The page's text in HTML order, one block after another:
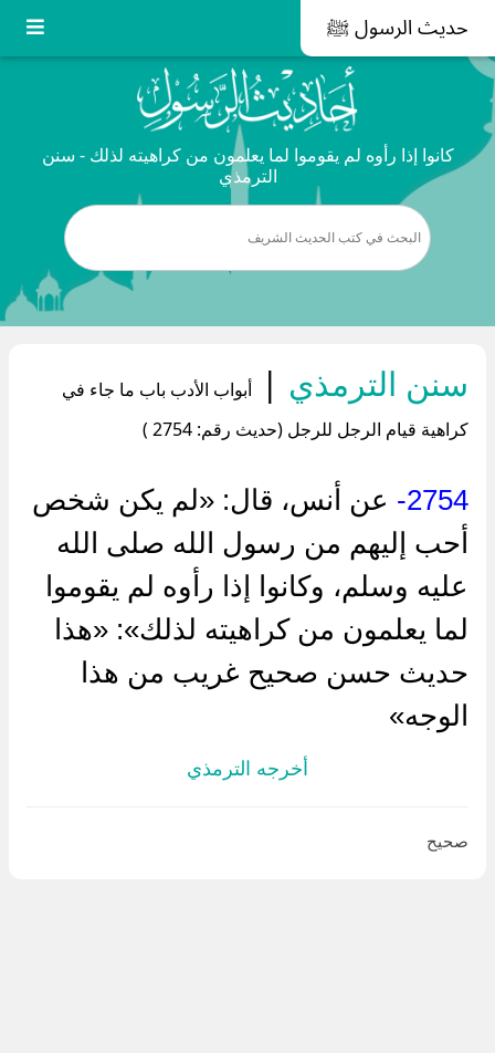
حديث الرسول ﷺ
كانوا إذا رأوه لم يقوموا لما يعلمون من كراهيته لذلك - سنن
الترمذي
سنن الترمذي |
أبواب الأدب باب ما جاء في
كراهية قيام الرجل للرجل (حديث رقم: 2754 )
2754-
عن أنس، قال: «لم يكن شخص
أحب إليهم من رسول الله صلى الله
عليه وسلم، وكانوا إذا رأوه لم يقوموا
لما يعلمون من كراهيته لذلك»: «هذا
حديث حسن صحيح غريب من هذا
الوجه»
أخرجه الترمذي
صحيح